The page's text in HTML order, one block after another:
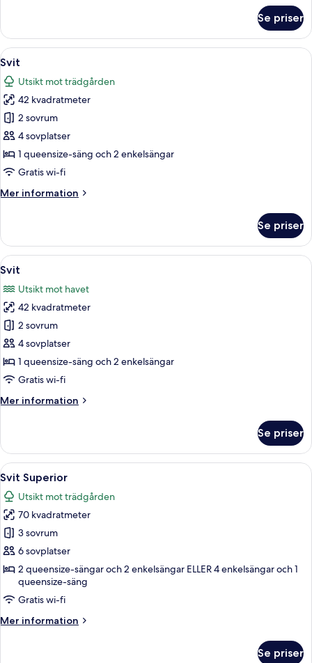
Room
with
Sea
View
on
High
Floor
Se priser
Öppna
alla
foton
för
Svit
Ett modernt hotellrum med en stor
4
Svit
Utsikt mot trädgården
42 kvadratmeter
2 sovrum
4 sovplatser
1 queensize-säng och 2 enkelsängar
Gratis wi-fi
Mer information
Mer
Se priser
Öppna
alla
foton
för
Svit
Ett modernt hotellrum med en
5
Svit
Utsikt mot havet
42 kvadratmeter
2 sovrum
4 sovplatser
1 queensize-säng och 2 enkelsängar
Gratis wi-fi
Mer information
Mer
Se priser
Öppna
alla
foton
för
Svit
Superior
Ett hotellrum med en stor säng, ett
6
Svit Superior
Utsikt mot trädgården
70 kvadratmeter
3 sovrum
6 sovplatser
2 queensize-sängar och 2 enkelsängar ELLER 4 enkelsängar och 1
queensize-säng
Gratis wi-fi
Mer information
Mer
Se priser